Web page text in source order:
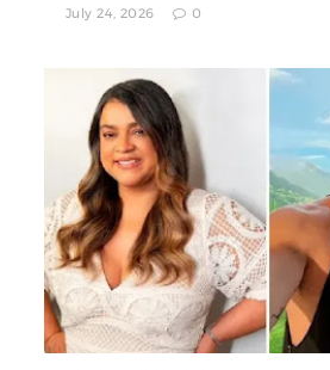
July 24, 2026 0